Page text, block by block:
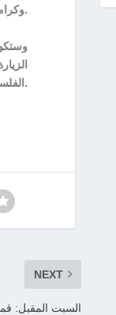
وكرامة أمر ضروري لضمان السلام الدائم.
الفلسطينيين.
NEXT
السبت المقبل: